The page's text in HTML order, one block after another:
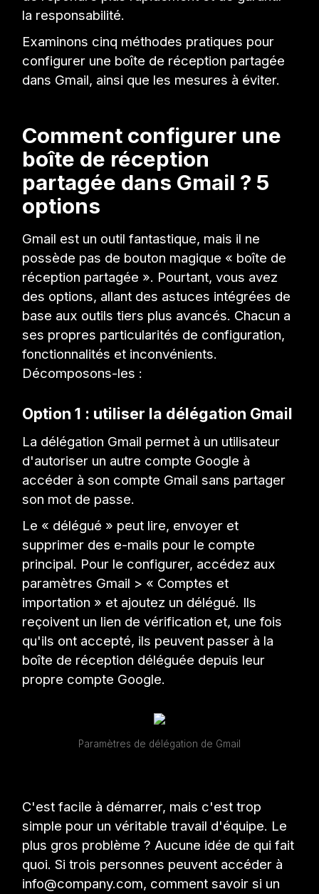
la responsabilité.
Examinons cinq méthodes pratiques pour
configurer une boîte de réception partagée
dans Gmail, ainsi que les mesures à éviter.
Comment configurer une
boîte de réception
partagée dans Gmail ? 5
options
Gmail est un outil fantastique, mais il ne
possède pas de bouton magique « boîte de
réception partagée ». Pourtant, vous avez
des options, allant des astuces intégrées de
base aux outils tiers plus avancés. Chacun a
ses propres particularités de configuration,
fonctionnalités et inconvénients.
Décomposons-les :
Option 1 : utiliser la délégation Gmail
La délégation Gmail permet à un utilisateur
d'autoriser un autre compte Google à
accéder à son compte Gmail sans partager
son mot de passe.
Le « délégué » peut lire, envoyer et
supprimer des e-mails pour le compte
principal. Pour le configurer, accédez aux
paramètres Gmail > « Comptes et
importation » et ajoutez un délégué. Ils
reçoivent un lien de vérification et, une fois
qu'ils ont accepté, ils peuvent passer à la
boîte de réception déléguée depuis leur
propre compte Google.
Paramètres de délégation de Gmail
C'est facile à démarrer, mais c'est trop
simple pour un véritable travail d'équipe. Le
plus gros problème ? Aucune idée de qui fait
quoi. Si trois personnes peuvent accéder à
info@company.com, comment savoir si un